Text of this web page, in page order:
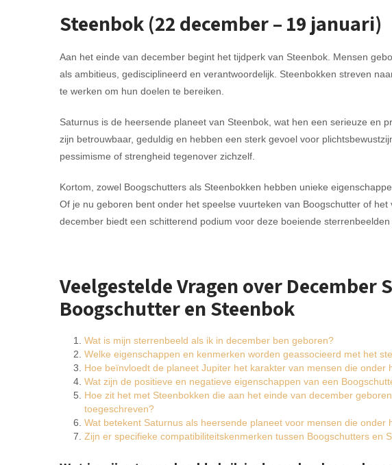
Steenbok (22 december – 19 januari)
Aan het einde van december begint het tijdperk van Steenbok. Mensen
als ambitieus, gedisciplineerd en verantwoordelijk. Steenbokken streven
te werken om hun doelen te bereiken.
Saturnus is de heersende planeet van Steenbok, wat hen een serieuze en
zijn betrouwbaar, geduldig en hebben een sterk gevoel voor
pessimisme of strengheid tegenover zichzelf.
Kortom, zowel Boogschutters als Steenbokken hebben unieke
Of je nu geboren bent onder het speelse vuurteken van Boogschutter of het
december biedt een schitterend podium voor deze boeiende sterrenbeelden
Veelgestelde Vragen over December
Boogschutter en Steenbok
Wat is mijn sterrenbeeld als ik in december ben geboren?
Welke eigenschappen en kenmerken worden geassocieerd met het
Hoe beïnvloedt de planeet Jupiter het karakter van mensen die onder
Wat zijn de positieve en negatieve eigenschappen van een
Hoe zit het met Steenbokken die aan het einde van december
toegeschreven?
Wat betekent Saturnus als heersende planeet voor mensen die onder
Zijn er specifieke compatibiliteitskenmerken tussen Boogschutters en